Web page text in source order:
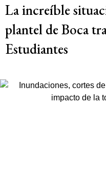
La increíble
plantel de Boca
Estudiantes